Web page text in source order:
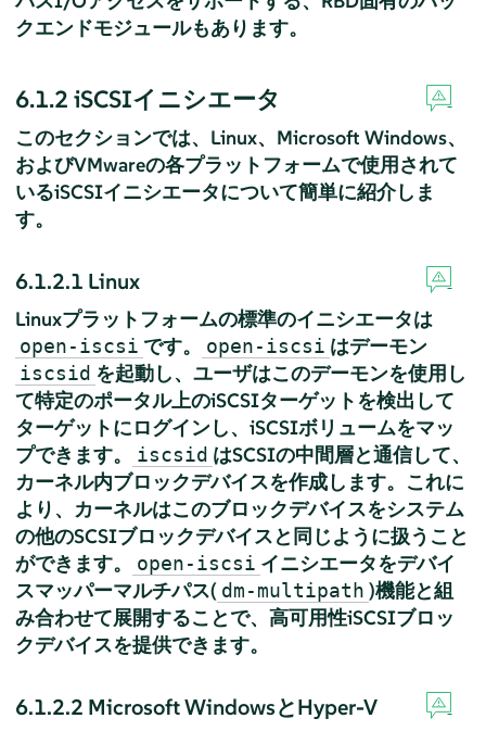
クエンドモジュールもあります。
6.1.2 iSCSIイニシエータ
このセクションでは、Linux、Microsoft Windows、
およびVMwareの各プラットフォームで使用されて
いるiSCSIイニシエータについて簡単に紹介しま
す。
6.1.2.1 Linux
Linuxプラットフォームの標準のイニシエータは
open-iscsi です。 open-iscsi はデーモン
iscsid を起動し、ユーザはこのデーモンを使用し
て特定のポータル上のiSCSIターゲットを検出して
ターゲットにログインし、iSCSIボリュームをマッ
プできます。
iscsid はSCSIの中間層と通信して、
カーネル内ブロックデバイスを作成します。これに
より、カーネルはこのブロックデバイスをシステム
の他のSCSIブロックデバイスと同じように扱うこと
ができます。
open-iscsi イニシエータをデバイ
スマッパーマルチパス( dm-multipath )機能と組
み合わせて展開することで、高可用性iSCSIブロッ
クデバイスを提供できます。
6.1.2.2 Microsoft WindowsとHyper-V